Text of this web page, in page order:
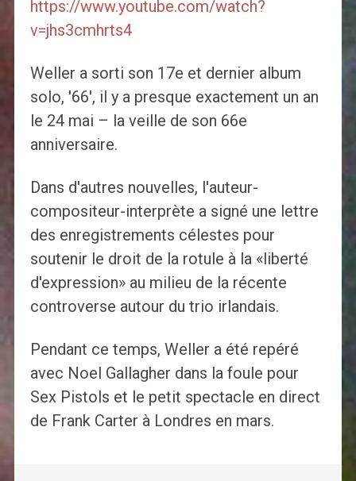
https://www.youtube.com/watch?
v=jhs3cmhrts4
Weller a sorti son 17e et dernier album
solo, '66', il y a presque exactement un an
le 24 mai – la veille de son 66e
anniversaire.
Dans d'autres nouvelles, l'auteur-
compositeur-interprète a signé une lettre
des enregistrements célestes pour
soutenir le droit de la rotule à la «liberté
d'expression» au milieu de la récente
controverse autour du trio irlandais.
Pendant ce temps, Weller a été repéré
avec Noel Gallagher dans la foule pour
Sex Pistols et le petit spectacle en direct
de Frank Carter à Londres en mars.